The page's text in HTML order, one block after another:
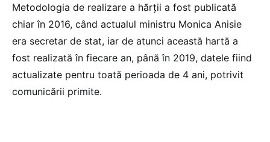
Metodologia de realizare a hărții a fost publicată
chiar în 2016, când actualul ministru Monica Anisie
era secretar de stat, iar de atunci această hartă a
fost realizată în fiecare an, până în 2019, datele fiind
actualizate pentru toată perioada de 4 ani, potrivit
comunicării primite.